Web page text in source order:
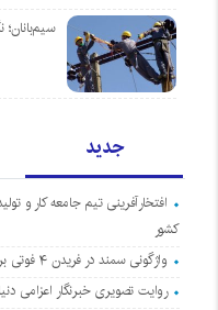
جدید
افتخارآفرینی تیم جامعه کار و
کشور
واژگونی سمند در فریدن ۴ فوتی برجا گذاشت/ خواب‌آلودگی راننده حادثه‌ساز شد
روایت تصویری خبرنگار اعزامی